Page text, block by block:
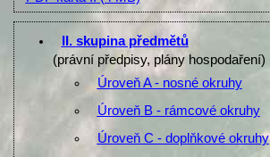
II. skupina předmětů
(právní předpisy, plány hospodaření)
Úroveň A - nosné okruhy
Úroveň B - rámcové okruhy
Úroveň C - doplňkové okruhy